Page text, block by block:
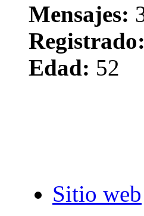
Mensajes:
Registrado:
Edad: 52
Sitio web